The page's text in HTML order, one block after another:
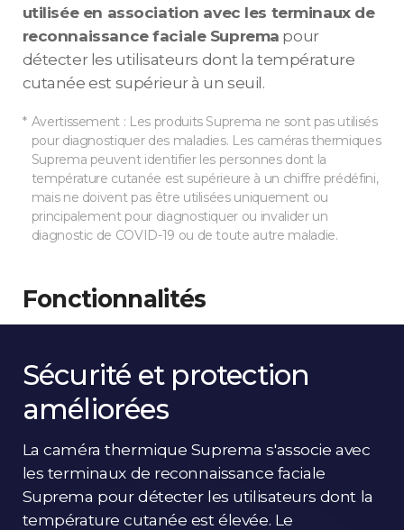
utilisée en association avec les terminaux de
reconnaissance faciale Suprema pour
détecter les utilisateurs dont la température
cutanée est supérieur à un seuil.
Avertissement : Les produits Suprema ne sont pas utilisés
pour diagnostiquer des maladies. Les caméras thermiques
Suprema peuvent identifier les personnes dont la
température cutanée est supérieure à un chiffre prédéfini,
mais ne doivent pas être utilisées uniquement ou
principalement pour diagnostiquer ou invalider un
diagnostic de COVID-19 ou de toute autre maladie.
Fonctionnalités
Sécurité et protection
améliorées
La caméra thermique Suprema s'associe avec
les terminaux de reconnaissance faciale
Suprema pour détecter les utilisateurs dont la
température cutanée est élevée. Le